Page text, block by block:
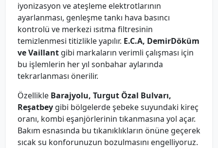
iyonizasyon ve ateşleme elektrotlarının
ayarlanması, genleşme tankı hava basıncı
kontrolü ve merkezi ısıtma filtresinin
temizlenmesi titizlikle yapılır. E.C.A, DemirDöküm
ve Vaillant gibi markaların verimli çalışması için
bu işlemlerin her yıl sonbahar aylarında
tekrarlanması önerilir.
Özellikle Barajyolu, Turgut Özal Bulvarı,
Reşatbey gibi bölgelerde şebeke suyundaki kireç
oranı, kombi eşanjörlerinin tıkanmasına yol açar.
Bakım esnasında bu tıkanıklıkların önüne geçerek
sıcak su konforunuzun bozulmasını engelliyoruz.